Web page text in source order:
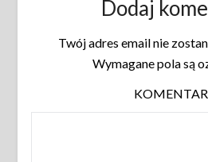
Dodaj
Twój adres email nie
Wymagane pola są